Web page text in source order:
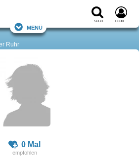
Suche Login
Menü
Ruhr
0 Mal